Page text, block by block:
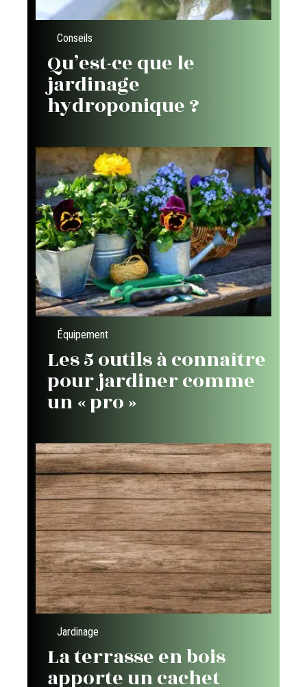
Conseils
Qu’est-ce que le
jardinage
hydroponique ?
Équipement
Les 5 outils à connaître
pour jardiner comme
un « pro »
Jardinage
La terrasse en bois
apporte un cachet